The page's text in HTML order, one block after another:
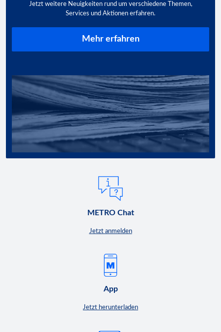
Jetzt weitere Neuigkeiten rund um verschiedene Themen,
Services und Aktionen erfahren.
Mehr erfahren
METRO Chat
Jetzt anmelden
App
Jetzt herunterladen